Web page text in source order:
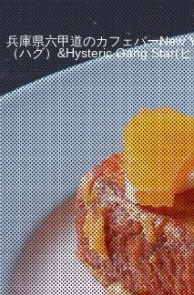
兵庫県六甲道のカフェバーNew
（ハグ）&Hysteric Gang Star(